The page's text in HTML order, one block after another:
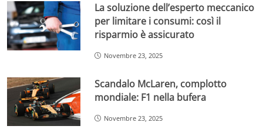
La soluzione dell’esperto meccanico
per limitare i consumi: così il
risparmio è assicurato
Novembre 23, 2025
Scandalo McLaren, complotto
mondiale: F1 nella bufera
Novembre 23, 2025